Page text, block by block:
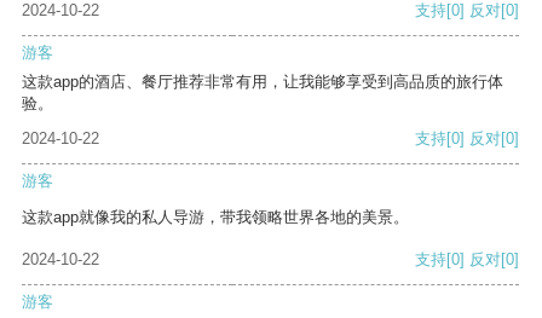
2024-10-22
支持[0] 反对[0]
游客
这款app的酒店、餐厅推荐非常有用，让我能够享受到高品质的旅行体
验。
2024-10-22
支持[0] 反对[0]
游客
这款app就像我的私人导游，带我领略世界各地的美景。
2024-10-22 支持[0] 反对[0]
游客